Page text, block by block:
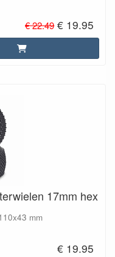
€ 22.49 € 19.95
17mm hex
mm
€ 19.95